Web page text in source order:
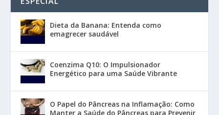
Dieta da Banana: Entenda como
emagrecer saudável
Coenzima Q10: O Impulsionador
Energético para uma Saúde Vibrante
O Papel do Pâncreas na Inflamação: Como
Manter a Saúde do Pâncreas para Prevenir